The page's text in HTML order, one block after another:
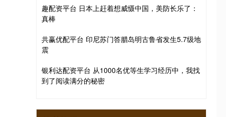
趣配资平台 日本上赶着想威慑中国，美防长乐了：
真棒
共赢优配平台 印尼苏门答腊岛明古鲁省发生5.7级地
震
银利达配资平台 从1000名优等生学习经历中，我找
到了阅读满分的秘密